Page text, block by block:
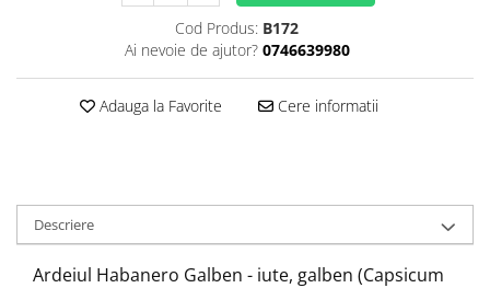
Cod Produs: B172
Ai nevoie de ajutor? 0746639980
Adauga la Favorite Cere informatii
Descriere
Ardeiul Habanero Galben - iute, galben (Capsicum